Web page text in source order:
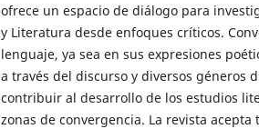
ofrece un espacio de diálogo para
y Literatura desde enfoques críticos.
lenguaje, ya sea en sus expresiones
a través del discurso y diversos géneros
contribuir al desarrollo de los estudios
zonas de convergencia. La revista